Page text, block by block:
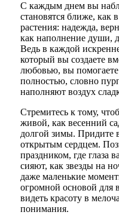
С каждым днем вы
становятся ближе, как
растения: надежда,
как наполнение души,
Ведь в каждой
который вы создаете
любовью, вы
полностью, словно
наполняют воздух
Стремитесь к тому,
живой, как весенний
долгой зимы. Придите
открытым сердцем.
праздником, где глаза
сияют, как звезды на
даже маленькие
огромной основой для
видеть красоту в
понимания.